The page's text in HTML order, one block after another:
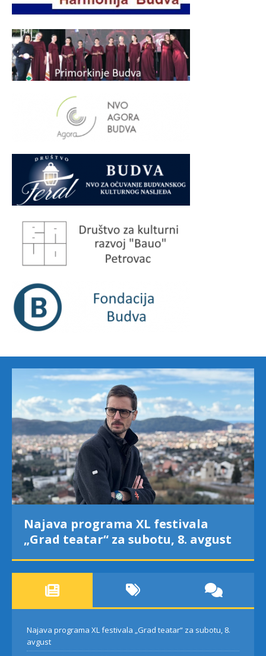
Najava programa XL festivala
„Grad teatar“ za subotu, 8. avgust
Najava programa XL festivala „Grad teatar“ za subotu, 8.
avgust